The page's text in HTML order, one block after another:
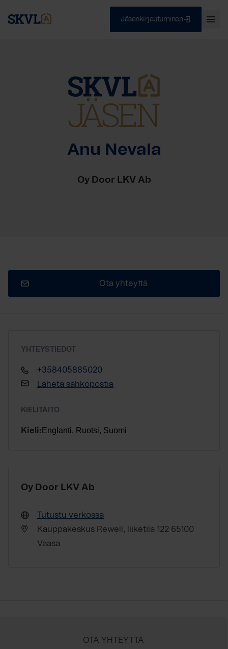
Jäsenkirjautuminen
Anu Nevala
Oy Door LKV Ab
Ota yhteyttä
YHTEYSTIEDOT
+358405885020
Lähetä sähköpostia
KIELITAITO
Kieli: Englanti, Ruotsi, Suomi
Oy Door LKV Ab
Tutustu verkossa
Kauppakeskus Rewell, liiketila 122 65100
Vaasa
OTA YHTEYTTÄ